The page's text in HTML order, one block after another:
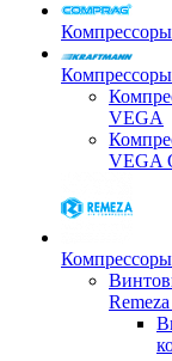
VEGA
VEGA
Компрессоры